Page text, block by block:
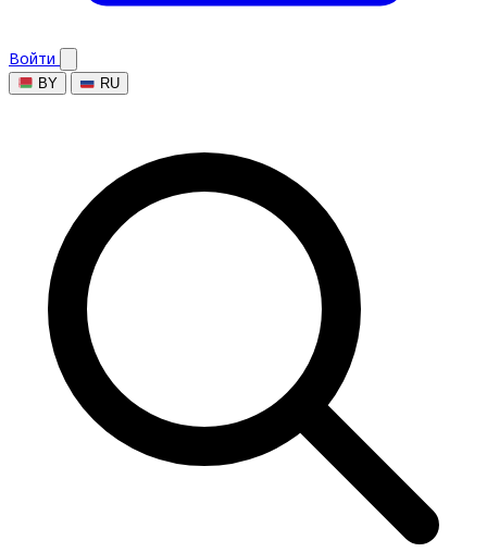
Войти
BY RU